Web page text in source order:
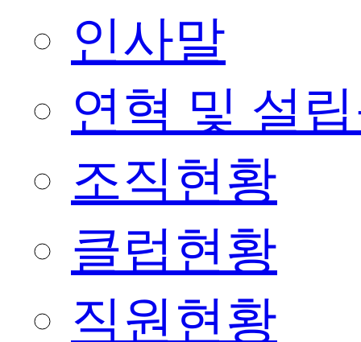
인사말
연혁 및 설
조직현황
클럽현황
직원현황